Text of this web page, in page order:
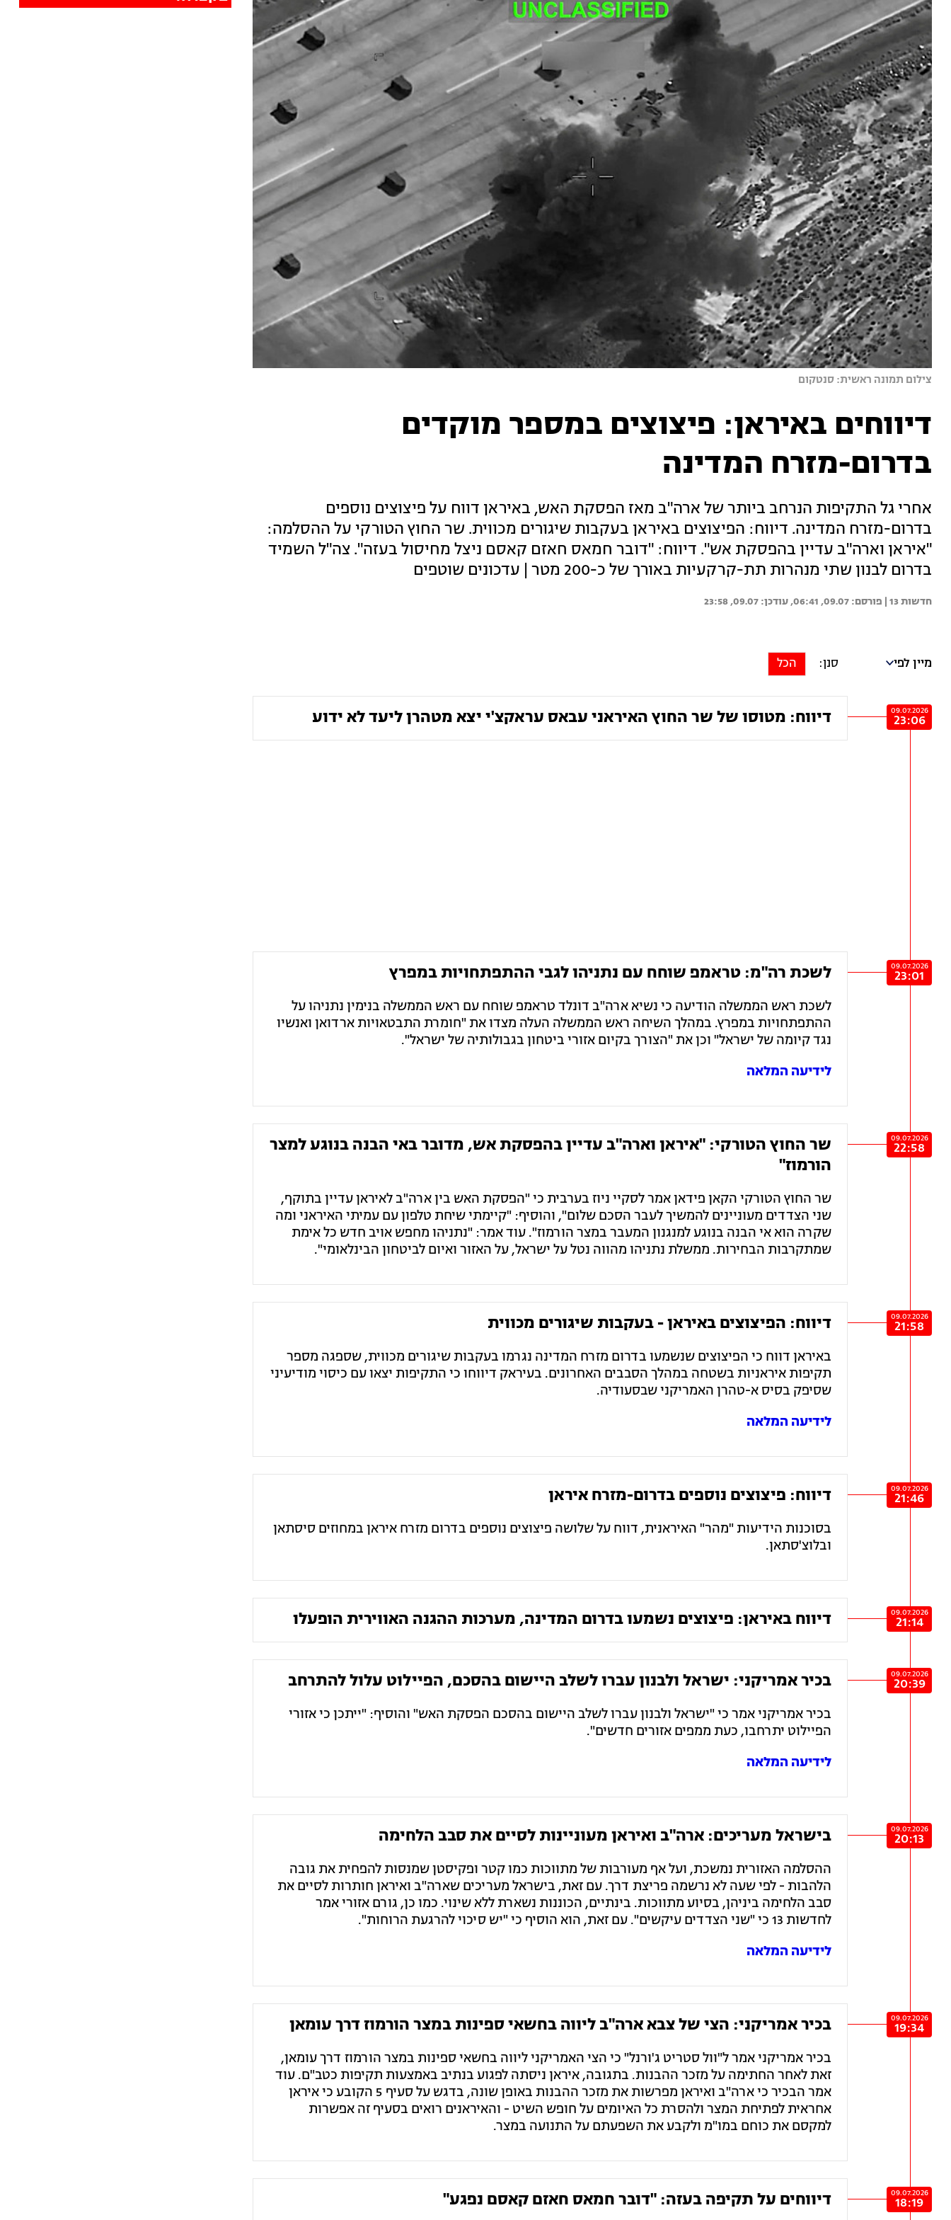
צילום תמונה ראשית: סנטקום
דיווחים באיראן: פיצוצים במספר מוקדים
בדרום-מזרח המדינה
אחרי גל התקיפות הנרחב ביותר של ארה"ב מאז הפסקת האש, באיראן דווח על פיצוצים נוספים
בדרום-מזרח המדינה. דיווח: הפיצוצים באיראן בעקבות שיגורים מכווית. שר החוץ הטורקי על ההסלמה:
"איראן וארה"ב עדיין בהפסקת אש". דיווח: "דובר חמאס חאזם קאסם ניצל מחיסול בעזה". צה"ל השמיד
בדרום לבנון שתי מנהרות תת-קרקעיות באורך של כ-200 מטר | עדכונים שוטפים
חדשות 13 | 09.07, 06:41
09.07, 23:58
מיין לפי הכל
09.07.2026
23:06 דיווח: מטוסו של שר החוץ האיראני עבאס עראקצ'י יצא מטהרן ליעד לא ידוע
09.07.2026
23:01 לשכת רה"מ: טראמפ שוחח עם נתניהו לגבי ההתפתחויות במפרץ
לשכת ראש הממשלה הודיעה כי נשיא ארה"ב דונלד טראמפ שוחח עם ראש הממשלה בנימין נתניהו על
ההתפתחויות במפרץ. במהלך השיחה ראש הממשלה העלה מצדו את "חומרת התבטאויות ארדואן ואנשיו
נגד קיומה של ישראל" וכן את "הצורך בקיום אזורי ביטחון בגבולותיה של ישראל".
לידיעה המלאה
09.07.2026
22:58
שר החוץ הטורקי: "איראן וארה"ב עדיין בהפסקת אש, מדובר באי הבנה בנוגע למצר
הורמוז"
שר החוץ הטורקי הקאן פידאן אמר לסקיי ניוז בערבית כי "הפסקת האש בין ארה"ב לאיראן עדיין בתוקף,
שני הצדדים מעוניינים להמשיך לעבר הסכם שלום", והוסיף: "קיימתי שיחת טלפון עם עמיתי האיראני ומה
שקרה הוא אי הבנה בנוגע למנגנון המעבר במצר הורמוז". עוד אמר: "נתניהו מחפש אויב חדש כל אימת
שמתקרבות הבחירות. ממשלת נתניהו מהווה נטל על ישראל, על האזור ואיום לביטחון הבינלאומי".
09.07.2026
21:58 דיווח: הפיצוצים באיראן - בעקבות שיגורים מכווית
באיראן דווח כי הפיצוצים שנשמעו בדרום מזרח המדינה נגרמו בעקבות שיגורים מכווית, שספגה מספר
תקיפות איראניות בשטחה במהלך הסבבים האחרונים. בעיראק דיווחו כי התקיפות יצאו עם כיסוי מודיעיני
שסיפק בסיס א-טהרן האמריקני שבסעודיה.
לידיעה המלאה
09.07.2026
21:46 דיווח: פיצוצים נוספים בדרום-מזרח איראן
בסוכנות הידיעות "מהר" האיראנית, דווח על שלושה פיצוצים נוספים בדרום מזרח איראן במחוזים סיסתאן
ובלוצ'סתאן.
09.07.2026
21:14 דיווח באיראן: פיצוצים נשמעו בדרום המדינה, מערכות ההגנה האווירית הופעלו
09.07.2026
20:39 בכיר אמריקני: ישראל ולבנון עברו לשלב היישום בהסכם, הפיילוט עלול להתרחב
בכיר אמריקני אמר כי "ישראל ולבנון עברו לשלב היישום בהסכם הפסקת האש" והוסיף: "ייתכן כי אזורי
הפיילוט יתרחבו, כעת ממפים אזורים חדשים".
לידיעה המלאה
09.07.2026
20:13 בישראל מעריכים: ארה"ב ואיראן מעוניינות לסיים את סבב הלחימה
ההסלמה האזורית נמשכת, ועל אף מעורבות של מתווכות כמו קטר ופקיסטן שמנסות להפחית את גובה
הלהבות - לפי שעה לא נרשמה פריצת דרך. עם זאת, בישראל מעריכים שארה"ב ואיראן חותרות לסיים את
סבב הלחימה ביניהן, בסיוע מתווכות. בינתיים, הכוננות נשארת ללא שינוי. כמו כן, גורם אזורי אמר
לחדשות 13 כי "שני הצדדים עיקשים". עם זאת, הוא הוסיף כי "יש סיכוי להרגעת הרוחות".
לידיעה המלאה
09.07.2026
19:34 בכיר אמריקני: הצי של צבא ארה"ב ליווה בחשאי ספינות במצר הורמוז דרך עומאן
בכיר אמריקני אמר ל"וול סטריט ג'ורנל" כי הצי האמריקני ליווה בחשאי ספינות במצר הורמוז דרך עומאן,
זאת לאחר החתימה על מזכר ההבנות. בתגובה, איראן ניסתה לפגוע בנתיב באמצעות תקיפות כטב"ם. עוד
אמר הבכיר כי ארה"ב ואיראן מפרשות את מזכר ההבנות באופן שונה, בדגש על סעיף 5 הקובע כי איראן
אחראית לפתיחת המצר ולהסרת כל האיומים על חופש השיט - והאיראנים רואים בסעיף זה אפשרות
למקסם את כוחם במו"מ ולקבע את השפעתם על התנועה במצר.
09.07.2026
18:19 דיווחים על תקיפה בעזה: "דובר חמאס חאזם קאסם נפגע"